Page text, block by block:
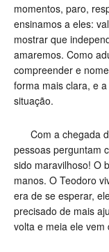
momentos, paro,
ensinamos a eles:
mostrar que
amaremos. Como
compreender e
forma mais clara, e
situação.
Com a chegada
pessoas perguntam
sido maravilhoso! O
manos. O Teodoro
era de se esperar,
precisado de mais
volta e meia ele